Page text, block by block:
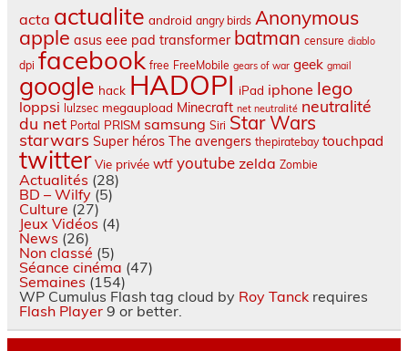
acta actualite android angry birds Anonymous
apple asus eee pad transformer batman censure diablo
dpi facebook free FreeMobile gears of war geek gmail
google hack HADOPI iPad iphone lego
loppsi lulzsec megaupload Minecraft net neutralité neutralité
du net Portal PRISM samsung Siri Star Wars
starwars Super héros The avengers thepiratebay touchpad
twitter Vie privée wtf youtube zelda Zombie
Actualités (28)
BD – Wilfy(5)
Culture (27)
Jeux Vidéos (4)
News (26)
Non classé (5)
Séance cinéma (47)
Semaines (154)
WP Cumulus Flash tag cloud by Roy Tanckrequires
Flash Player9 or better.